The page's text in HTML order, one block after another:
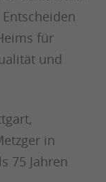
für
und
in
75 Jahren